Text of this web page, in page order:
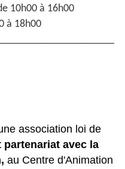
10h00 à 16h00
à 18h00
association loi de
partenariat avec la
au Centre d'Animation